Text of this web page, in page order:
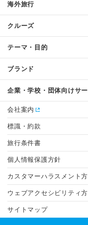
海外旅行
クルーズ
テーマ・目的
ブランド
企業・学校・団体向けサ
会社案内
標識・約款
旅行条件書
個人情報保護方針
カスタマーハラスメント
ウェブアクセシビリティ
サイトマップ